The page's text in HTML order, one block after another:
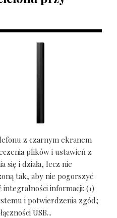
z czarnym ekranem
plików i ustawień z
się i działa, lecz nie
tak, aby nie pogorszyć
informacji: (1)
i potwierdzenia zgód;
USB...